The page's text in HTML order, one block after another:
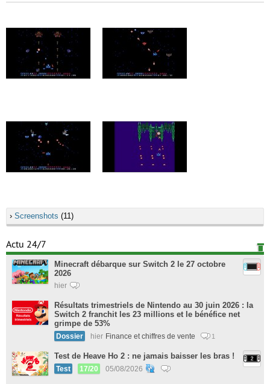
› Screenshots (11)
Actu 24/7
Minecraft débarque sur Switch 2 le 27 octobre
2026
hier
Résultats trimestriels de Nintendo au 30 juin 2026 : la
Switch 2 franchit les 23 millions et le bénéfice net
grimpe de 53%
Dossier hier Finance et chiffres de vente 1
Test de Heave Ho 2 : ne jamais baisser les bras !
Test 17/20 05/08/2026